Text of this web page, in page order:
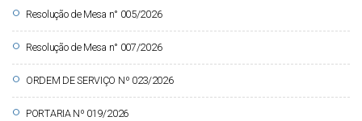
circle Resolução de Mesa n° 005/2026
circle Resolução de Mesa n° 007/2026
circle ORDEM DE SERVIÇO Nº 023/2026
circle PORTARIA Nº 019/2026